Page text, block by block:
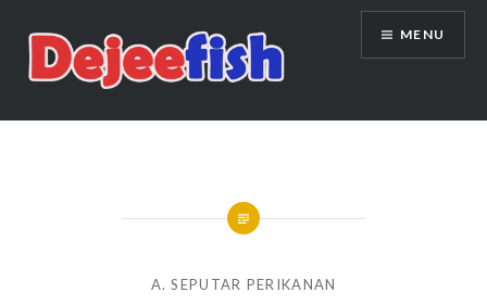
content
DEJEEFISH | PRODUSEN BENIH
MENU
A. SEPUTAR PERIKANAN